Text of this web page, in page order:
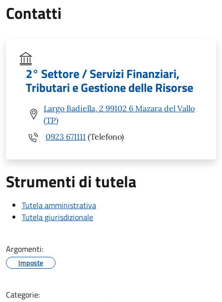
Contatti
2° Settore / Servizi Finanziari,
Tributari e Gestione delle Risorse
Largo Badiella, 2 99102 6 Mazara del Vallo
(TP)
0923 671111 (Telefono)
Strumenti di tutela
Tutela amministrativa
Tutela giurisdizionale
Argomenti:
Imposte
Categorie: